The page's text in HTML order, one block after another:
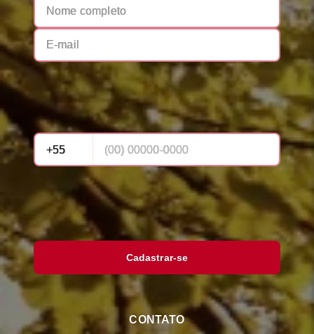
Cadastrar-se
CONTATO